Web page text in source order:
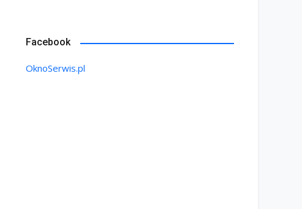
Facebook
OknoSerwis.pl